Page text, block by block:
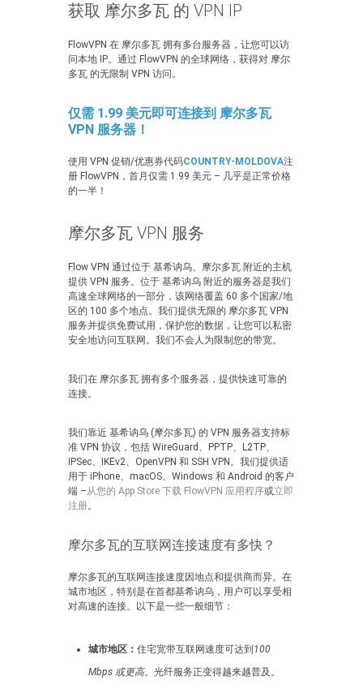
获取 摩尔多瓦 的 VPN IP
FlowVPN 在 摩尔多瓦 拥有多台服务器，让您可以访
问本地 IP。通过 FlowVPN 的全球网络，获得对 摩尔
多瓦 的无限制 VPN 访问。
仅需 1.99 美元即可连接到 摩尔多瓦
VPN 服务器！
使用 VPN 促销/优惠券代码COUNTRY-MOLDOVA注
册 FlowVPN，首月仅需 1.99 美元 – 几乎是正常价格
的一半！
摩尔多瓦 VPN 服务
Flow VPN 通过位于 基希讷乌、摩尔多瓦 附近的主机
提供 VPN 服务。位于 基希讷乌 附近的服务器是我们
高速全球网络的一部分，该网络覆盖 60 多个国家/地
区的 100 多个地点。我们提供无限的 摩尔多瓦 VPN
服务并提供免费试用，保护您的数据，让您可以私密
安全地访问互联网。我们不会人为限制您的带宽。
我们在 摩尔多瓦 拥有多个服务器，提供快速可靠的
连接。
我们靠近 基希讷乌 (摩尔多瓦) 的 VPN 服务器支持标
准 VPN 协议，包括 WireGuard、PPTP、L2TP、
IPSec、IKEv2、OpenVPN 和 SSH VPN。我们提供适
用于 iPhone、macOS、Windows 和 Android 的客户
端 –从您的 App Store 下载 FlowVPN 应用程序或立即
注册。
摩尔多瓦的互联网连接速度有多快？
摩尔多瓦的互联网连接速度因地点和提供商而异。在
城市地区，特别是在首都基希讷乌，用户可以享受相
对高速的连接。以下是一些一般细节：
城市地区： 住宅宽带互联网速度可达到 100
Mbps 或更高。光纤服务正变得越来越普及。